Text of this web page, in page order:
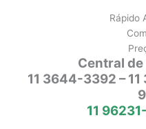
Rápido
Central
11 3644-3392 –
11